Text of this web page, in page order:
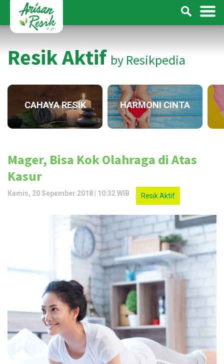
Resik Aktif by Resikpedia
CAHAYA RESIK HARMONI CINTA
Mager, Bisa Kok Olahraga di Atas
Kasur
Kamis, 20 Sepember 2018 | 10:32 WIB Resik Aktif